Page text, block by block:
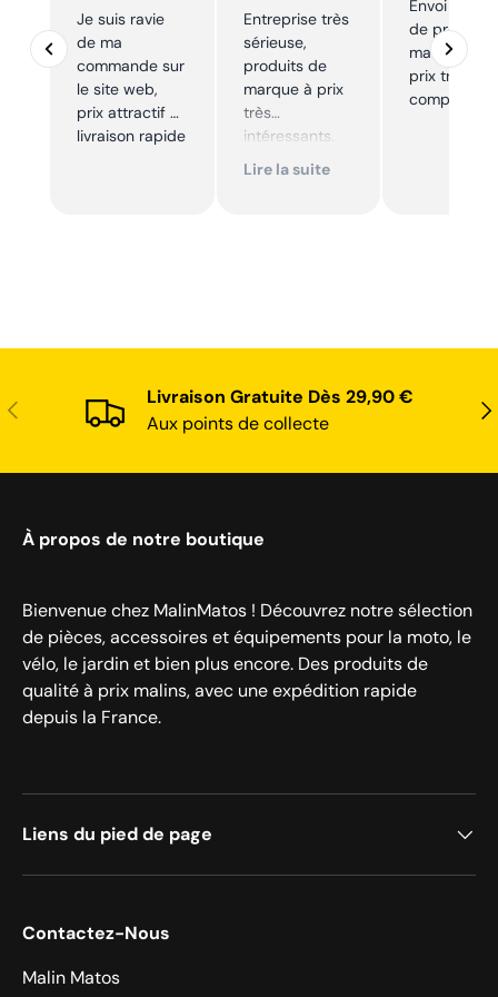
Je suis ravie
de ma
commande sur
le site web,
prix attractif et
livraison rapide
Entreprise très
sérieuse,
produits de
marque à prix
très
intéressants.
Excellent suivi !
Lire la suite
Envoi rapide
de produits
marque à
prix très
compétitif
Précédent
Livraison Gratuite Dès 29,90 €
Aux points de collecte
À propos de notre boutique
Bienvenue chez MalinMatos ! Découvrez notre sélection
de pièces, accessoires et équipements pour la moto, le
vélo, le jardin et bien plus encore. Des produits de
qualité à prix malins, avec une expédition rapide
depuis la France.
Liens du pied de page
Contactez-Nous
Malin Matos